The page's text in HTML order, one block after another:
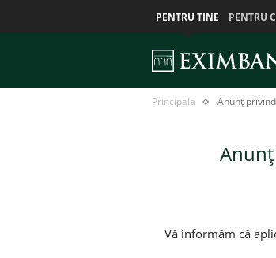
PENTRU TINE PENTRU
Principala ГлавнаяAnunț
mobile
EXIMBANK
Anunț
Vă informăm că